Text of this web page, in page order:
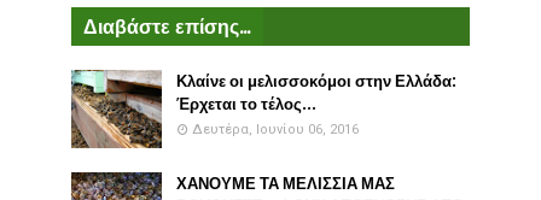
Διαβάστε επίσης...
Κλαίνε οι μελισσοκόμοι στην Ελλάδα:
Έρχεται το τέλος...
Δευτέρα, Ιουνίου 06, 2016
ΧΑΝΟΥΜΕ ΤΑ ΜΕΛΙΣΣΙΑ ΜΑΣ